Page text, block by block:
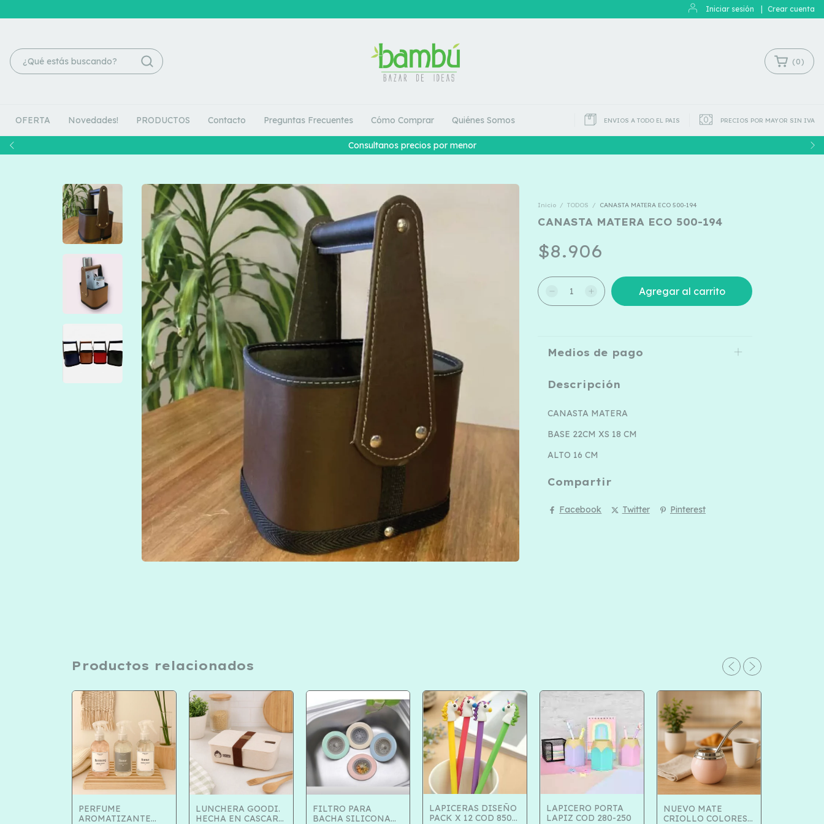
Iniciar sesión Crear cuenta
Consultanos precios por menor
(0)
OFERTA Novedades! PRODUCTOS Contacto Preguntas Frecuentes Cómo Comprar Quiénes Somos ENVIOS A TODO EL PAIS PRECIOS POR MAYOR SIN IVA
Inicio / TODOS / CANASTA MATERA ECO 500-194
CANASTA MATERA ECO 500-194
$8.906
Medios de pago
Descripción
CANASTA MATERA
BASE 22CM XS 18 CM
ALTO 16 CM
Compartir
Facebook Twitter Pinterest
Productos relacionados
PERFUME
AROMATIZANTE
LUNCHERA GOODI.
HECHA EN CASCARA
FILTRO PARA
BACHA SILICONA
LAPICERAS DISEÑO
PACK X 12 COD 850-
LAPICERO PORTA
LAPIZ COD 280-250
NUEVO MATE
CRIOLLO COLORES